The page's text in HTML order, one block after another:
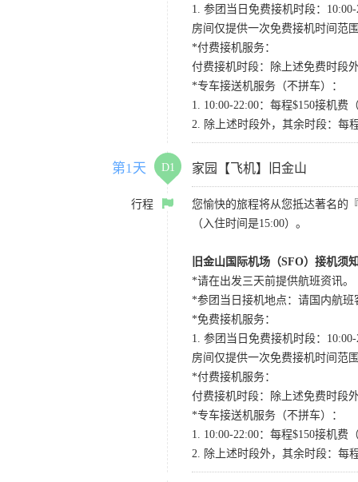
1. 参团当日免费接机时段：
房间仅提供一次免费接机时间范
*付费接机服务：
付费接机时段：除上述免费时段
*专车接送机服务（不拼车）：
1. 10:00-22:00：每程$150接机
2. 除上述时段外，其余时段：每
第1天 D1 家园【飞机】旧金山
行程
您愉快的旅程将从您抵达著名的
（入住时间是15:00）。
旧金山国际机场（SFO）接机须
*请在出发三天前提供航班资讯。
*参团当日接机地点：请国内航班
*免费接机服务：
1. 参团当日免费接机时段：
房间仅提供一次免费接机时间范
*付费接机服务：
付费接机时段：除上述免费时段
*专车接送机服务（不拼车）：
1. 10:00-22:00：每程$150接机
2. 除上述时段外，其余时段：每